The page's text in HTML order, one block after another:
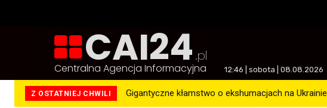
CAI24 .pl
Centralna Agencja Informacyjna 12:46 | sobota | 08.08.2026
Z OSTATNIEJ CHWILI Gigantyczne kłamstwo o ekshumacjach na Ukrainie